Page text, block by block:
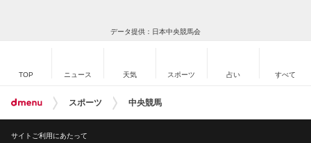
データ提供：日本中央競馬会
TOP ニュース 天気 スポーツ 占い すべて
スポーツ 中央競馬
サイトご利用にあたって